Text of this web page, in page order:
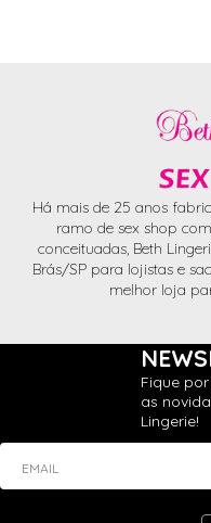
Há mais de 25 anos
ramo de sex shop
conceituadas, Beth
Brás/SP para lojistas e
melhor loja
Fique
as
Lingerie!
EMAIL